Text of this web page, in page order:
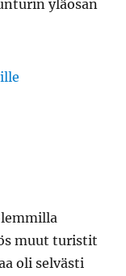
yläosan
muut turistit
oli selvästi